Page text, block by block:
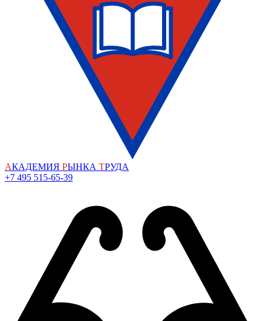
АКАДЕМИЯ РЫНКА ТРУДА
+7 495 515-65-39